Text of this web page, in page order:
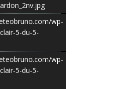
wp-
5-du-5-
wp-
5-du-5-